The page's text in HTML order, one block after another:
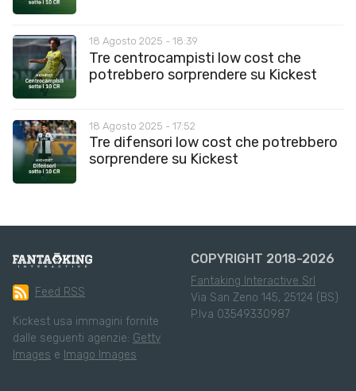
18 Agosto 2025 - 18:39
Tre centrocampisti low cost che
potrebbero sorprendere su Kickest
18 Agosto 2025 - 17:52
Tre difensori low cost che potrebbero
sorprendere su Kickest
Feed RSS
Kickest usa immagini fornite
dalle seguenti agenzie: Getty
Images e Imago Images
COPYRIGHT 2018-2026
Fantaking Interactive Srl
Via San Zeno 145, 25124 (BS)
P.Iva 03549330987